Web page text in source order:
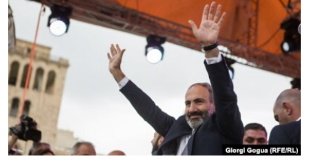
ПАЛІТВЯЗЬНІ
КУЛЬТУРА
КАЛЯНДАР
PREMIUM
МОВА
НА ХВАЛЯХ СВАБОДЫ
Усе сайты РС/РСЭ